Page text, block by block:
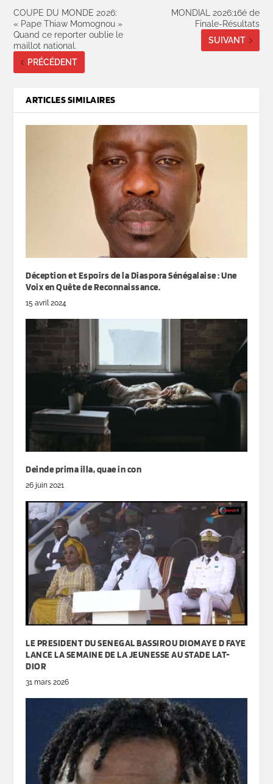
COUPE DU MONDE 2026:
« Pape Thiaw Momognou »
Quand ce reporter oublie le
maillot national.
PRÉCÉDENT
MONDIAL 2026:16é de
Finale-Résultats
SUIVANT
ARTICLES SIMILAIRES
Déception et Espoirs de la Diaspora Sénégalaise : Une
Voix en Quête de Reconnaissance.
15 avril 2024
Deinde prima illa, quae in con
26 juin 2021
LE PRESIDENT DU SENEGAL BASSIROU DIOMAYE D FAYE
LANCE LA SEMAINE DE LA JEUNESSE AU STADE LAT-
DIOR
31 mars 2026